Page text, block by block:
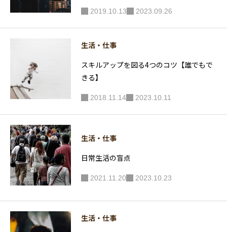
2019.10.13 2023.09.26
生活・仕事
スキルアップを図る4つのコツ【誰でもで
きる】
2018.11.14 2023.10.11
生活・仕事
日常生活の盲点
2021.11.20 2023.10.23
生活・仕事